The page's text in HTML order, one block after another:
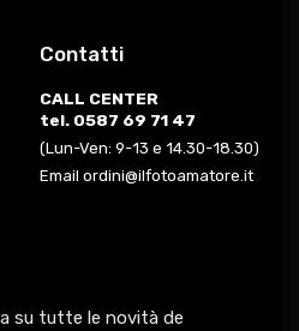
Contatti
CALL CENTER
tel. 0587 69 71 47
(Lun-Ven: 9-13 e 14.30-18.30)
Email ordini@ilfotoamatore.it
su tutte le novità de